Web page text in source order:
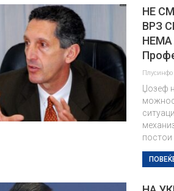
НЕ
ВРЗ
Плусинфо
Џозеф
постои